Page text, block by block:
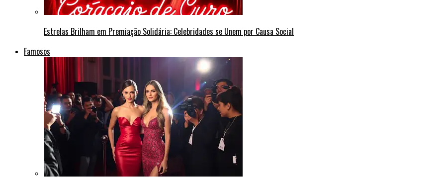
Estrelas Brilham em Premiação Solidária: Celebridades se Unem por Causa Social
Famosos